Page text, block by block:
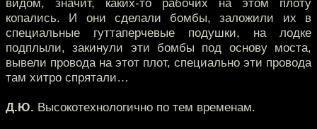
видом, значит, каких-то рабочих на этом плоту
копались. И они сделали бомбы, заложили их в
специальные гуттаперчевые подушки, на лодке
подплыли, закинули эти бомбы под основу моста,
вывели провода на этот плот, специально эти провода
там хитро спрятали…
Д.Ю. Высокотехнологично по тем временам.